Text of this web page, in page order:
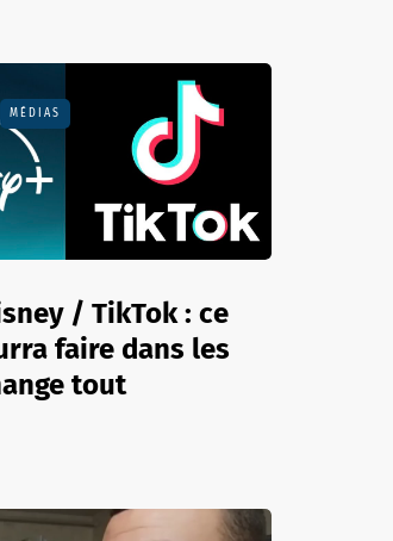
MÉDIAS
/ TikTok : ce
faire dans les
tout